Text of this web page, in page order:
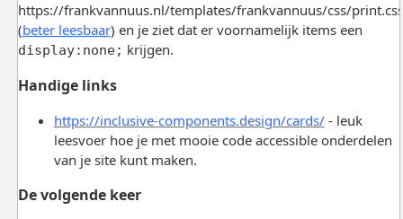
https://frankvannuus.nl/templates/frankvannuus/css/print.css
(beter leesbaar) en je ziet dat er voornamelijk items een
display:none; krijgen.
Handige links
https://inclusive-components.design/cards/- leuk
leesvoer hoe je met mooie code accessible onderdelen
van je site kunt maken.
De volgende keer